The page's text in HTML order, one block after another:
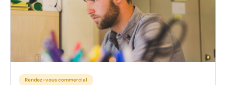
Rendez-vous commercial